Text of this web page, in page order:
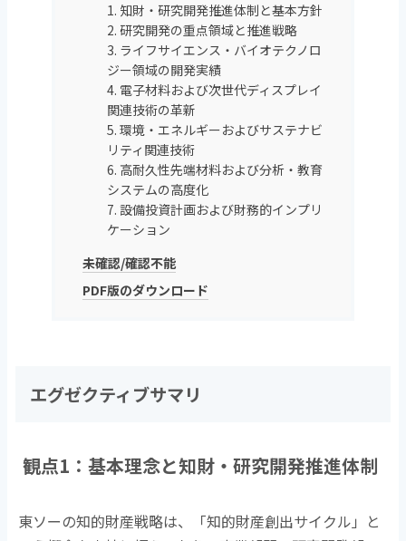
1. 知財・研究開発推進体制と基本方針
2. 研究開発の重点領域と推進戦略
3. ライフサイエンス・バイオテクノロ
ジー領域の開発実績
4. 電子材料および次世代ディスプレイ
関連技術の革新
5. 環境・エネルギーおよびサステナビ
リティ関連技術
6. 高耐久性先端材料および分析・教育
システムの高度化
7. 設備投資計画および財務的インプリ
ケーション
未確認/確認不能
PDF版のダウンロード
エグゼクティブサマリ
観点1 ：基本理念と知財・研究開発推進体制
東ソーの知的財産戦略は、「知的財産創出サイクル」と